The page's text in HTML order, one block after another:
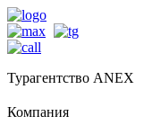
Турагентство ANEX
Компания